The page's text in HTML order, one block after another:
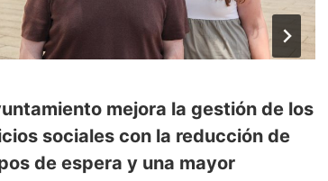
mejora la gestión de los
sociales con la reducción de
de espera y una mayor